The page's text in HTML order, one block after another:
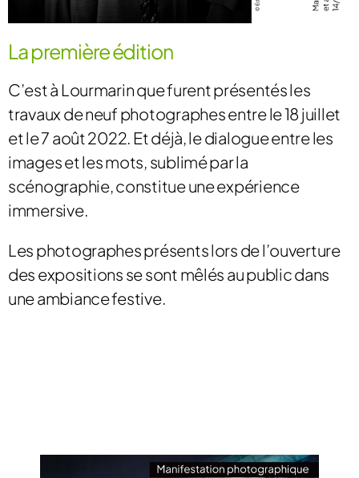
La première édition
C’est à Lourmarin que furent présentés les
travaux de neuf photographes entre le 18 juillet
et le 7 août 2022. Et déjà, le dialogue entre les
images et les mots, sublimé par la
scénographie, constitue une expérience
immersive.
Les photographes présents lors de l’ouverture
des expositions se sont mêlés au public dans
une ambiance festive.